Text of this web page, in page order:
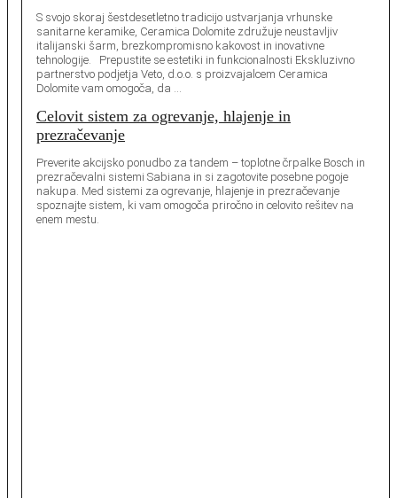
S svojo skoraj šestdesetletno tradicijo ustvarjanja vrhunske
sanitarne keramike, Ceramica Dolomite združuje neustavljiv
italijanski šarm, brezkompromisno kakovost in inovativne
tehnologije. Prepustite se estetiki in funkcionalnosti Ekskluzivno
partnerstvo podjetja Veto, d.o.o. s proizvajalcem Ceramica
Dolomite vam omogoča, da …
Celovit sistem za ogrevanje, hlajenje in
prezračevanje
Preverite akcijsko ponudbo za tandem – toplotne črpalke Bosch in
prezračevalni sistemi Sabiana in si zagotovite posebne pogoje
nakupa. Med sistemi za ogrevanje, hlajenje in prezračevanje
spoznajte sistem, ki vam omogoča priročno in celovito rešitev na
enem mestu.